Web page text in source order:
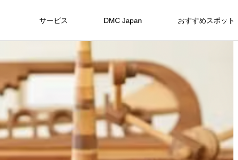
サービス DMC Japan おすすめスポット